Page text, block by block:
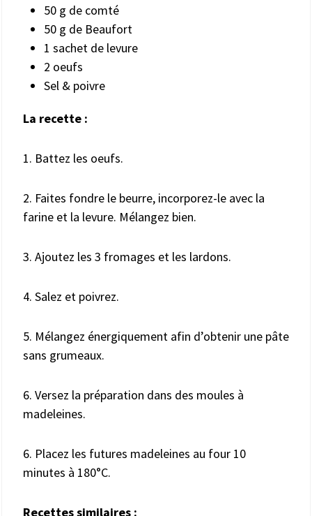
50 g de comté
50 g de Beaufort
1 sachet de levure
2 oeufs
Sel & poivre
La recette :
1. Battez les oeufs.
2. Faites fondre le beurre, incorporez-le avec la
farine et la levure. Mélangez bien.
3. Ajoutez les 3 fromages et les lardons.
4. Salez et poivrez.
5. Mélangez énergiquement afin d’obtenir une pâte
sans grumeaux.
6. Versez la préparation dans des moules à
madeleines.
6. Placez les futures madeleines au four 10
minutes à 180°C.
Recettes similaires :